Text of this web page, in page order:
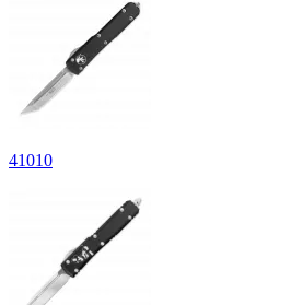
41010